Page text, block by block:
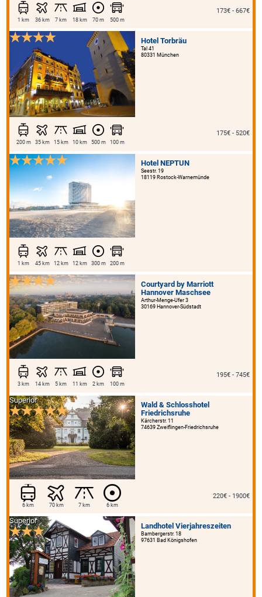
1 km 36 km 7 km 18 km 70 m 500 m
173€ - 667€
Hotel Torbräu
Tal 41
80331 München
200 m 35 km 15 km 10 km 500 m 100 m
175€ - 520€
Hotel NEPTUN
Seestr. 19
18119 Rostock-Warnemünde
1 km 45 km 12 km 12 km 300 m 200 m
Courtyard by Marriott
Hannover Maschsee
Arthur-Menge-Ufer 3
30169 Hannover-Südstadt
3 km 14 km 5 km 11 km 2 km 100 m
195€ - 745€
Wald & Schlosshotel
Friedrichsruhe
Kärcherstr. 11
74639 Zweiflingen-Friedrichsruhe
Superior
6 km 70 km 7 km 6 km
220€ - 1900€
Landhotel Vierjahreszeiten
Bambergerstr. 18
97631 Bad Königshofen
Superior